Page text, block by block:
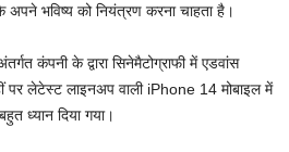
अपने भविष्य को नियंत्रण करना चाहता है।
कंपनी के द्वारा सिनेमैटोग्राफी में एडवांस
पर लेटेस्ट लाइनअप वाली iPhone 14 मोबाइल में
ध्यान दिया गया।